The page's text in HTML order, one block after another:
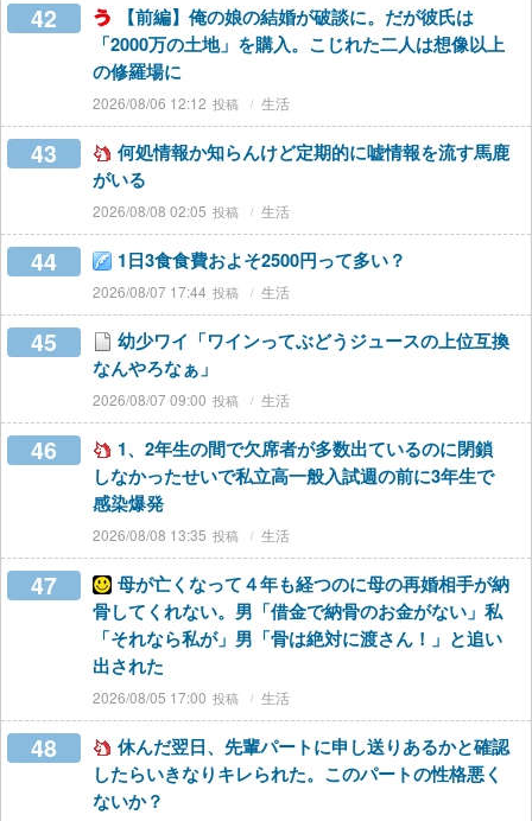
42
【前編】俺の娘の結婚が破談に。だが彼氏は
「2000万の土地」を購入。こじれた二人は想像以上
の修羅場に
2026/08/06 12:12 生活
43
何処情報か知らんけど定期的に嘘情報を流す馬鹿
がいる
2026/08/08 02:05 生活
44 1日3食食費およそ2500円って多い？
2026/08/07 17:44 生活
45
幼少ワイ「ワインってぶどうジュースの上位互換
なんやろなぁ」
2026/08/07 09:00 生活
46
1、2年生の間で欠席者が多数出ているのに閉鎖
しなかったせいで私立高一般入試週の前に3年生で
感染爆発
2026/08/08 13:35 生活
47
母が亡くなって４年も経つのに母の再婚相手が納
骨してくれない。男「借金で納骨のお金がない」私
「それなら私が」男「骨は絶対に渡さん！」と追い
出された
2026/08/05 17:00 生活
48
休んだ翌日、先輩パートに申し送りあるかと確認
したらいきなりキレられた。このパートの性格悪く
ないか？